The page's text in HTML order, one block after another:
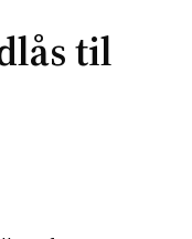
til